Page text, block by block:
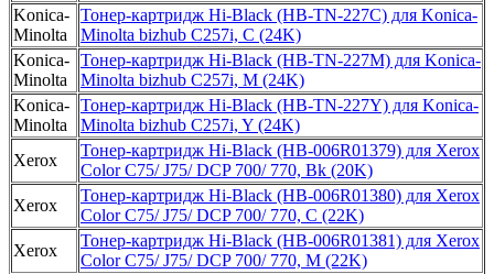
Konica-
Minolta
Тонер-картридж Hi-Black (HB-TN-227C) для Konica-
Minolta bizhub C257i, C (24K)
Konica-
Minolta
Тонер-картридж Hi-Black (HB-TN-227M) для Konica-
Minolta bizhub C257i, M (24K)
Konica-
Minolta
Тонер-картридж Hi-Black (HB-TN-227Y) для Konica-
Minolta bizhub C257i, Y (24K)
Xerox
Тонер-картридж Hi-Black (HB-006R01379) для Xerox
Color C75/ J75/ DCP 700/ 770, Bk (20K)
Xerox
Тонер-картридж Hi-Black (HB-006R01380) для Xerox
Color C75/ J75/ DCP 700/ 770, C (22K)
Xerox
Тонер-картридж Hi-Black (HB-006R01381) для Xerox
Color C75/ J75/ DCP 700/ 770, M (22K)